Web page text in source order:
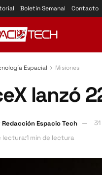
Boletín Semanal Contacto
Espacial Misiones
lanzó
Redacción Espacio Tech
lectura:1 min de lectura